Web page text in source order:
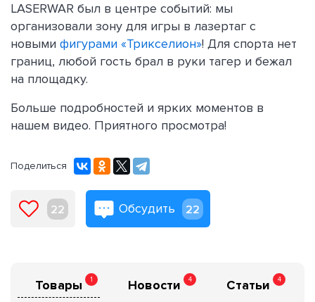
LASERWAR был в центре событий: мы
организовали зону для игры в лазертаг с
новыми фигурами «Трикселион»! Для спорта нет
границ, любой гость брал в руки тагер и бежал
на площадку.
Больше подробностей и ярких моментов в
нашем видео. Приятного просмотра!
Поделиться
22 Обсудить 22
Товары 1 Новости 4 Статьи 4